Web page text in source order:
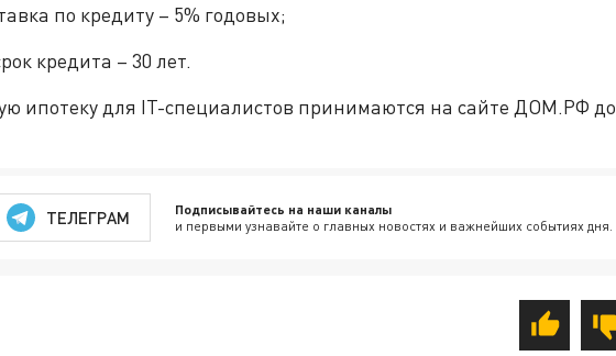
по кредиту – 5% годовых;
кредита – 30 лет.
ипотеку для IT-специалистов принимаются на сайте ДОМ.РФ до
ТЕЛЕГРАМ Подписывайтесь на наши каналы
и первыми узнавайте о главных новостях и важнейших событиях дня.